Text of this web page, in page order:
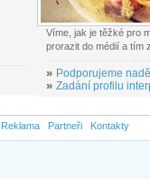
Víme, jak je těžké pro
prorazit do médií a tím
» Podporujeme
» Zadání profilu
Reklama Partneři Kontakty